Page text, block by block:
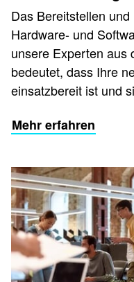
Das Bereitstellen
Hardware- und
unsere Experten aus
bedeutet, dass Ihre
einsatzbereit ist und
Mehr erfahren